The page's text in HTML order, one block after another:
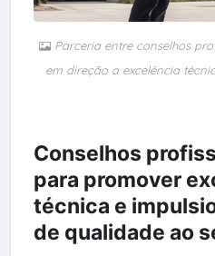
Parceria entre conselhos
em direção a excelência
Conselhos
para promover
técnica e
de qualidade ao